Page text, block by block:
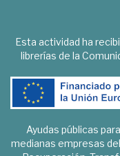
Esta actividad ha
librerías de la
Ayudas públicas
medianas empresas